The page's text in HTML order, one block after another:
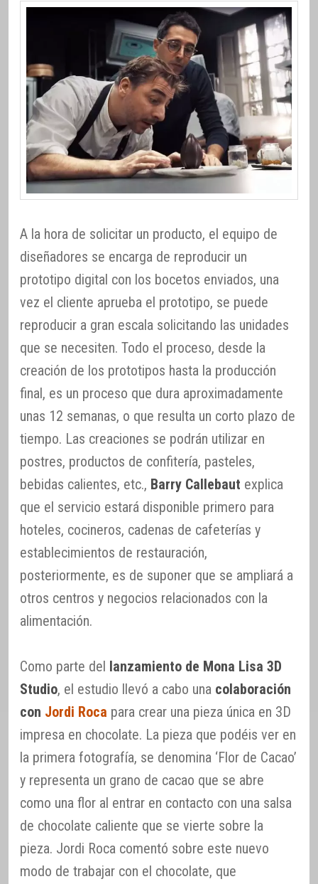
A la hora de solicitar un producto, el equipo de
diseñadores se encarga de reproducir un
prototipo digital con los bocetos enviados, una
vez el cliente aprueba el prototipo, se puede
reproducir a gran escala solicitando las unidades
que se necesiten. Todo el proceso, desde la
creación de los prototipos hasta la producción
final, es un proceso que dura aproximadamente
unas 12 semanas, o que resulta un corto plazo de
tiempo. Las creaciones se podrán utilizar en
postres, productos de confitería, pasteles,
bebidas calientes, etc., Barry Callebaut explica
que el servicio estará disponible primero para
hoteles, cocineros, cadenas de cafeterías y
establecimientos de restauración,
posteriormente, es de suponer que se ampliará a
otros centros y negocios relacionados con la
alimentación.
Como parte del lanzamiento de Mona Lisa 3D
Studio, el estudio llevó a cabo una colaboración
con Jordi Roca para crear una pieza única en 3D
impresa en chocolate. La pieza que podéis ver en
la primera fotografía, se denomina ‘Flor de Cacao’
y representa un grano de cacao que se abre
como una flor al entrar en contacto con una salsa
de chocolate caliente que se vierte sobre la
pieza. Jordi Roca comentó sobre este nuevo
modo de trabajar con el chocolate, que